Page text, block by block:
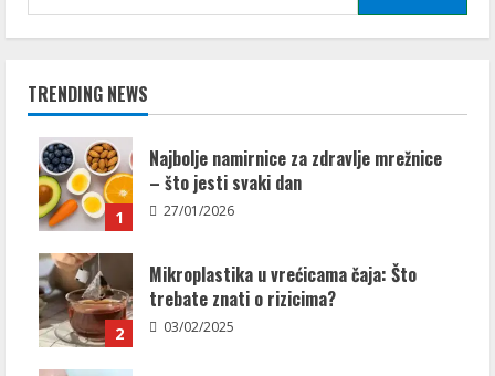
TRENDING NEWS
1
Najbolje namirnice za zdravlje mrežnice
– što jesti svaki dan
27/01/2026
2
Mikroplastika u vrećicama čaja: Što
trebate znati o rizicima?
03/02/2025